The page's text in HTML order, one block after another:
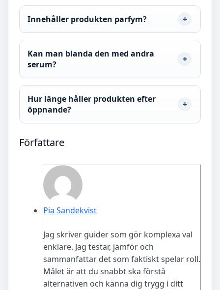
Innehåller produkten parfym?
Kan man blanda den med andra
serum?
Hur länge håller produkten efter
öppnande?
Författare
Pia Sandekvist
Jag skriver guider som gör komplexa val
enklare. Jag testar, jämför och
sammanfattar det som faktiskt spelar roll.
Målet är att du snabbt ska förstå
alternativen och känna dig trygg i ditt